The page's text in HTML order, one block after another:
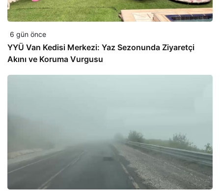
6 gün önce
YYÜ Van Kedisi Merkezi: Yaz Sezonunda Ziyaretçi
Akını ve Koruma Vurgusu